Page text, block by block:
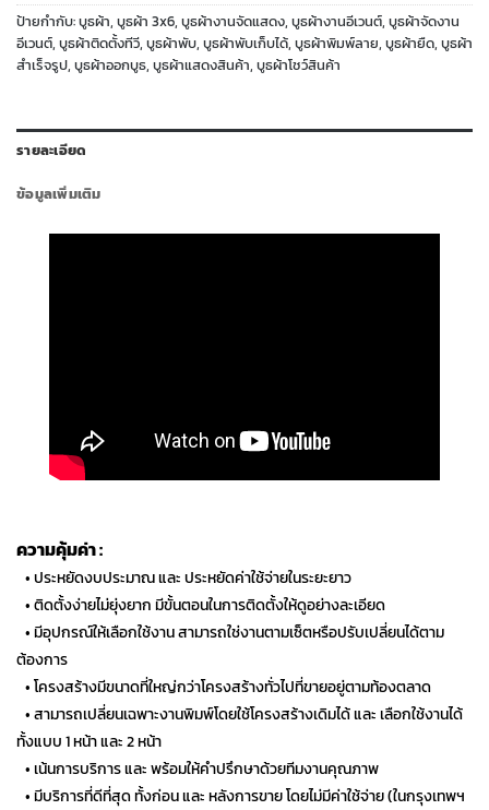
ป้ายกำกับ:บูธผ้า, บูธผ้า 3x6, บูธผ้างานจัดแสดง, บูธผ้างานอีเวนต์, บูธผ้าจัดงาน
อีเวนต์, บูธผ้าติดตั้งทีวี, บูธผ้าพับ, บูธผ้าพับเก็บได้, บูธผ้าพิมพ์ลาย, บูธผ้ายืด, บูธผ้า
สำเร็จรูป, บูธผ้าออกบูธ, บูธผ้าแสดงสินค้า, บูธผ้าโชว์สินค้า
รายละเอียด
ข้อมูลเพิ่มเติม
ความคุ้มค่า :
• ประหยัดงบประมาณ และ ประหยัดค่าใช้จ่ายในระยะยาว
• ติดตั้งง่ายไม่ยุ่งยาก มีขั้นตอนในการติดตั้งให้ดูอย่างละเอียด
• มีอุปกรณ์ให้เลือกใช้งาน สามารถใช่งานตามเซ็ตหรือปรับเปลี่ยนได้ตาม
ต้องการ
• โครงสร้างมีขนาดที่ใหญ่กว่าโครงสร้างทั่วไปที่ขายอยู่ตามท้องตลาด
• สามารถเปลี่ยนเฉพาะงานพิมพ์โดยใช้โครงสร้างเดิมได้ และ เลือกใช้งานได้
ทั้งแบบ 1 หน้า และ 2 หน้า
• เน้นการบริการ และ พร้อมให้คำปรึกษาด้วยทีมงานคุณภาพ
• มีบริการที่ดีที่สุด ทั้งก่อน และ หลังการขาย โดยไม่มีค่าใช้จ่าย (ในกรุงเทพฯ